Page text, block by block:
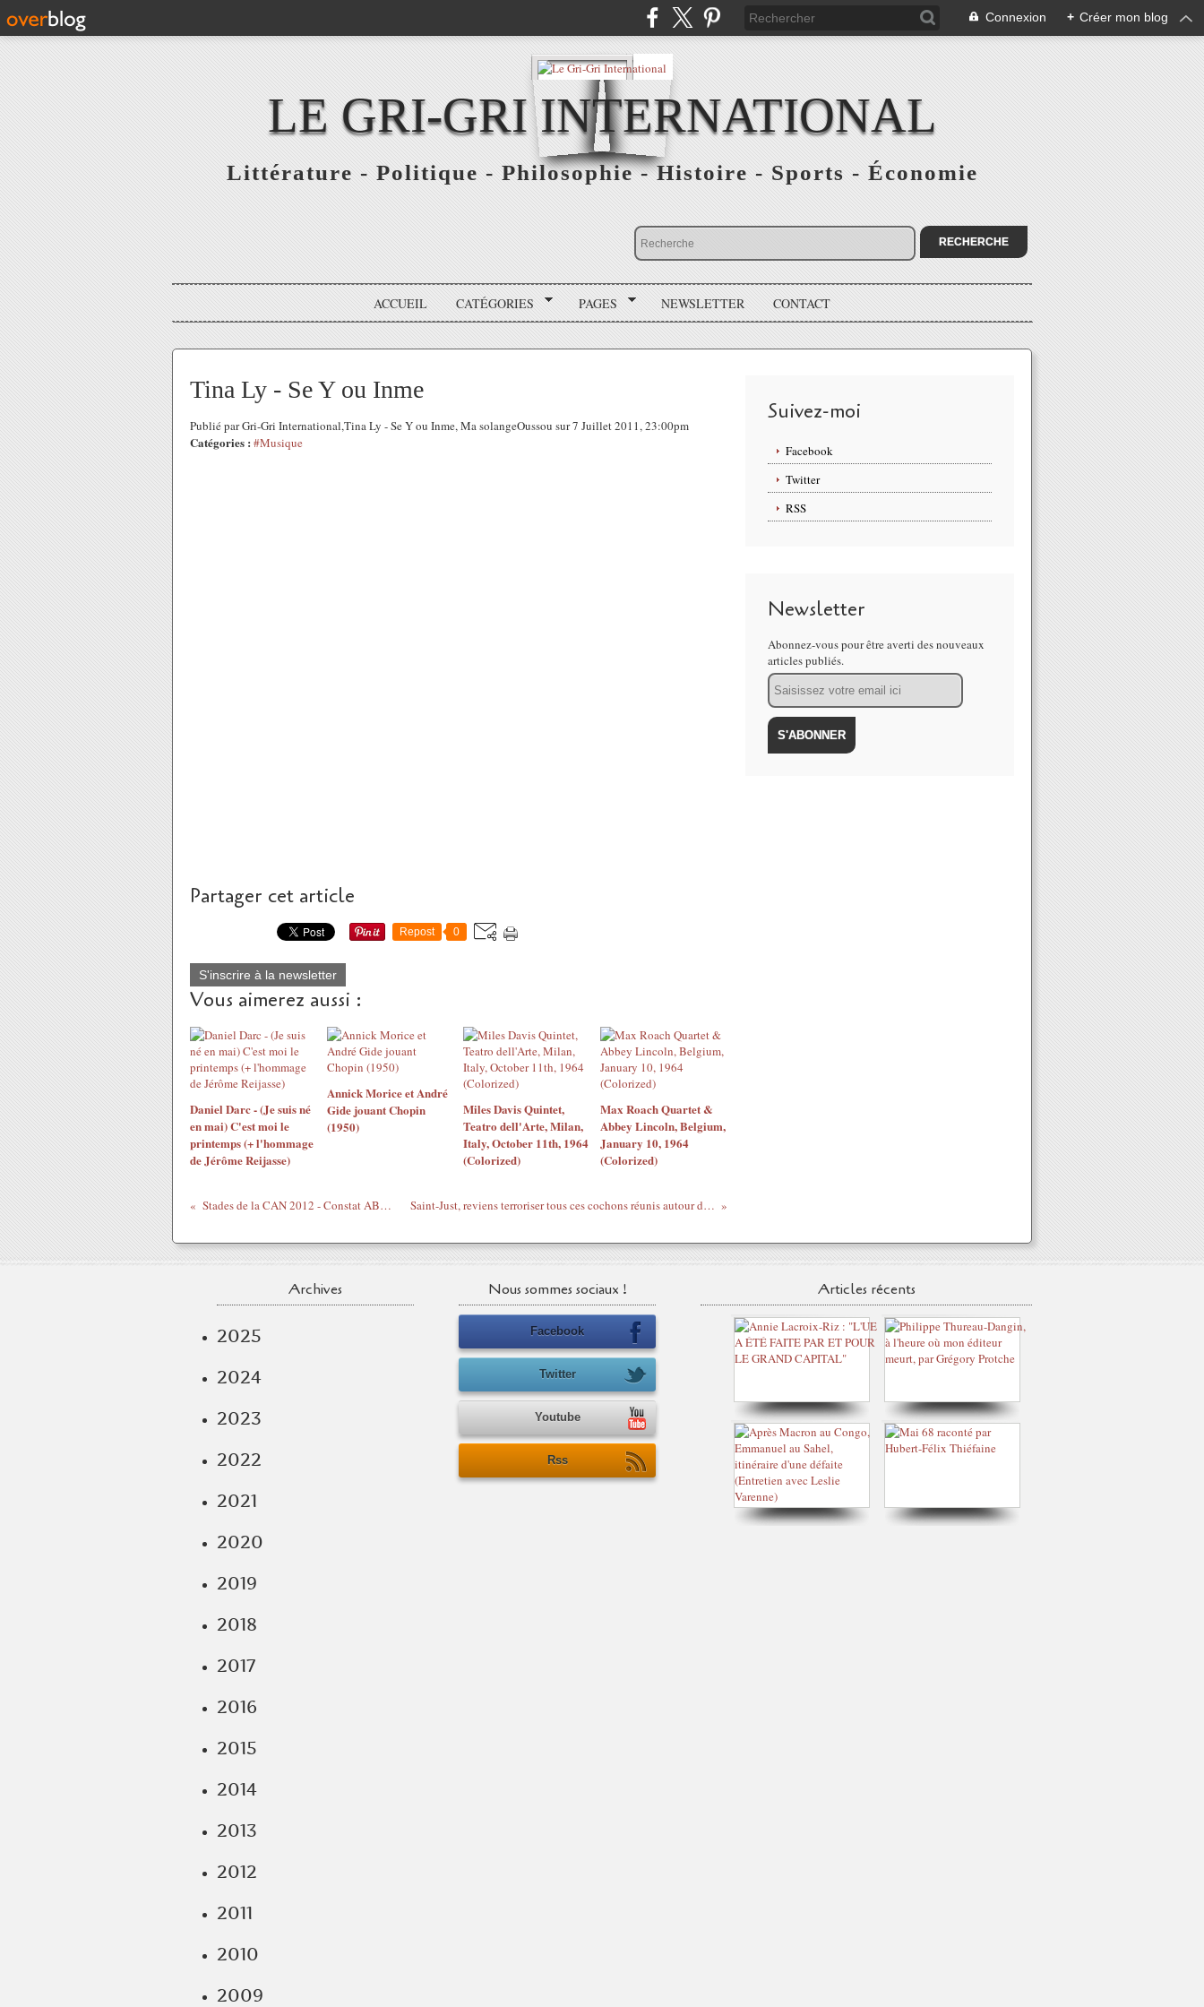
Connexion + Créer mon blog
LE GRI-GRI INTERNATIONAL
Littérature - Politique - Philosophie - Histoire - Sports - Économie
ACCUEIL CATÉGORIES PAGES NEWSLETTER CONTACT
Tina Ly - Se Y ou Inme
Publié par Gri-Gri International,Tina Ly - Se Y ou Inme, Ma solangeOussou sur 7 Juillet 2011, 23:00pm
Catégories : #Musique
Partager cet article
Repost 0
S'inscrire à la newsletter
Vous aimerez aussi :
Daniel Darc - (Je suis né
en mai) C'est moi le
printemps (+ l'hommage
de Jérôme Reijasse)
Annick Morice et André
Gide jouant Chopin
(1950)
Miles Davis Quintet,
Teatro dell'Arte, Milan,
Italy, October 11th, 1964
(Colorized)
Max Roach Quartet &
Abbey Lincoln, Belgium,
January 10, 1964
(Colorized)
Stades de la CAN 2012 - Constat ABOminable ! Saint-Just, reviens terroriser tous ces cochons réunis autour d'Alain Minc !
Suivez-moi
Facebook
Twitter
RSS
Newsletter
Abonnez-vous pour être averti des nouveaux
articles publiés.
Email
Archives
2025
2024
2023
2022
2021
2020
2019
2018
2017
2016
2015
2014
2013
2012
2011
2010
2009
Nous sommes sociaux !
Facebook
Twitter
Youtube
Rss
Articles récents